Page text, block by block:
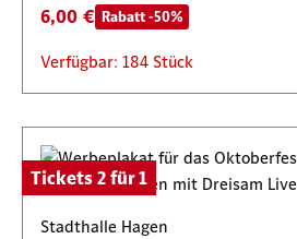
6,00 € Rabatt -50%
Verfügbar: 184 Stück
Tickets 2 für 1
Stadthalle Hagen